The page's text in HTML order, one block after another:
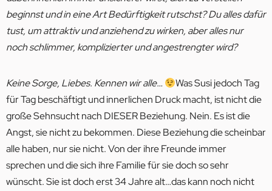
beginnst und in eine Art Bedürftigkeit rutschst? Du alles dafür
tust, um attraktiv und anziehend zu wirken, aber alles nur
noch schlimmer, komplizierter und angestrengter wird?
Keine Sorge, Liebes. Kennen wir alle…
Was Susi jedoch Tag
für Tag beschäftigt und innerlichen Druck macht, ist nicht die
große Sehnsucht nach DIESER Beziehung. Nein. Es ist die
Angst, sie nicht zu bekommen. Diese Beziehung die scheinbar
alle haben, nur sie nicht. Von der ihre Freunde immer
sprechen und die sich ihre Familie für sie doch so sehr
wünscht. Sie ist doch erst 34 Jahre alt…das kann noch nicht